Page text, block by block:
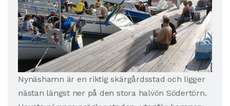
Nynäshamn är en riktig skärgårdsstad och ligger
nästan längst ner på den stora halvön Södertörn.